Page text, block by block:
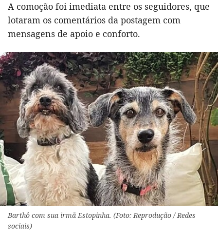
A comoção foi imediata entre os seguidores, que
lotaram os comentários da postagem com
mensagens de apoio e conforto.
Barthô com sua irmã Estopinha. (Foto: Reprodução / Redes
sociais)